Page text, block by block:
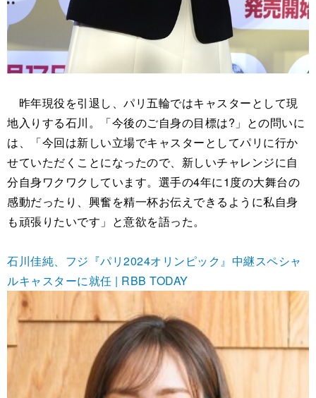
昨年現役を引退し、パリ五輪ではキャスターとして現
地入りする石川。「今後のご自身の目標は?」との問いに
は、「今回は新しい立場でキャスターとしてパリに行か
せていただくことになったので、新しいチャレンジに自
分自身ワクワクしています。選手の4年に1度の大舞台の
感動だったり、興奮を精一杯お伝えできるように私自身
も頑張りたいです」と意欲を語った。
石川佳純、フジ『パリ2024オリンピック』中継スペシャ
ルキャスターに就任 | RBB TODAY